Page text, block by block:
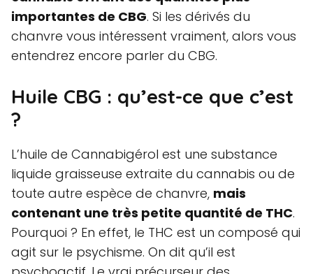
importantes de CBG. Si les dérivés du
chanvre vous intéressent vraiment, alors vous
entendrez encore parler du CBG.
Huile CBG : qu’est-ce que c’est
?
L’huile de Cannabigérol est une substance
liquide graisseuse extraite du cannabis ou de
toute autre espèce de chanvre, mais
contenant une très petite quantité de THC.
Pourquoi ? En effet, le THC est un composé qui
agit sur le psychisme. On dit qu’il est